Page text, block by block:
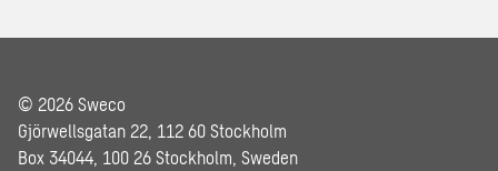
© 2026 Sweco
Gjörwellsgatan 22, 112 60 Stockholm
Box 34044, 100 26 Stockholm, Sweden